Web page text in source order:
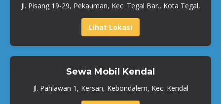
Jl. Pisang 19-29, Pekauman, Kec. Tegal Bar., Kota Tegal,
Lihat Lokasi
Sewa Mobil Kendal
Jl. Pahlawan 1, Kersan, Kebondalem, Kec. Kendal